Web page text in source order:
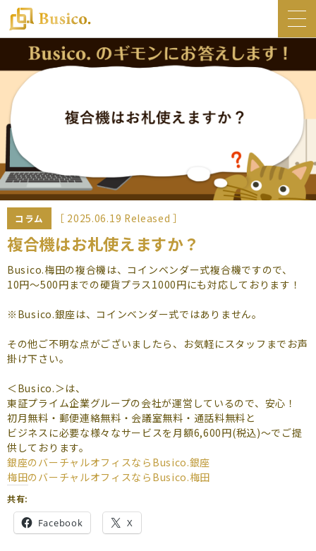
トップ
Busico.について
料金・サービス
お知らせ
NEWS
コラム
Busico.通信
よくあるご質問
お申し込み
コラム ［ 2025.06.19 Released ］
複合機はお札使えますか？
Busico.梅田の複合機は、コインベンダー式複合機ですので、
10円～500円までの硬貨プラス1000円にも対応しております！
※Busico.銀座は、コインベンダー式ではありません。
その他ご不明な点がございましたら、お気軽にスタッフまでお声
掛け下さい。
＜Busico.＞は、
東証プライム企業グループの会社が運営しているので、安心！
初月無料・郵便連絡無料・会議室無料・通話料無料と
ビジネスに必要な様々なサービスを月額6,600円(税込)～でご提
供しております。
銀座のバーチャルオフィスなら Busico.銀座
梅田のバーチャルオフィスなら Busico.梅田
共有:
Facebook X